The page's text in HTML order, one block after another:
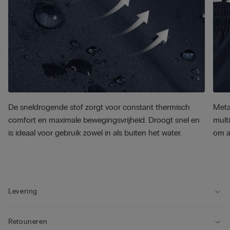
De sneldrogende stof zorgt voor constant thermisch
comfort en maximale bewegingsvrijheid. Droogt snel en
is ideaal voor gebruik zowel in als buiten het water.
om
Levering
Retouneren